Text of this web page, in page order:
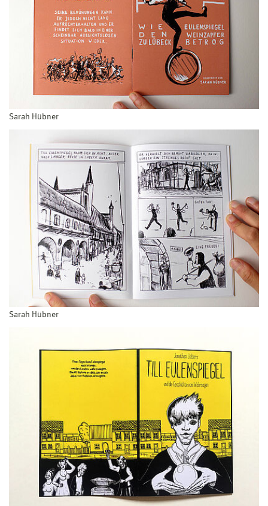
Sarah Hübner
Sarah Hübner